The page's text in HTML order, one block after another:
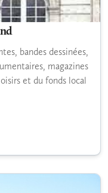
bandes dessinées,
magazines
et du fonds local